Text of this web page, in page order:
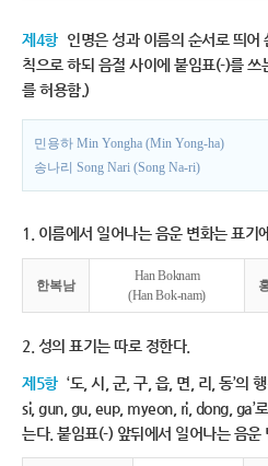
제4항 인명은 성과 이름의 순서로 띄어
칙으로 하되 음절 사이에 붙임표(-)를 쓰
를 허용함.)
민용하 Min Yongha (Min Yong-ha)
송나리 Song Nari (Song Na-ri)
1. 이름에서 일어나는 음운 변화는 표기
한복남
Han Boknam
(Han Bok-nam)
2. 성의 표기는 따로 정한다.
제5항 ‘도, 시, 군, 구, 읍, 면, 리, 동’의
si, gun, gu, eup, myeon, ri, dong, ga’
는다. 붙임표(-) 앞뒤에서 일어나는 음운